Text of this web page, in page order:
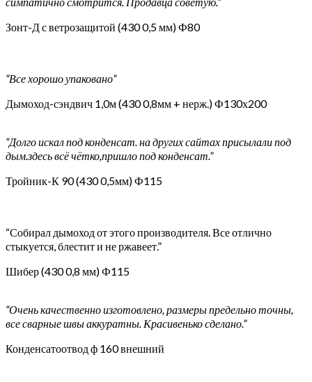
Зонт-Д с ветрозащитой (430 0,5 мм) Ф80
“Все хорошо упаковано”
Дымоход-сэндвич 1,0м (430 0,8мм + нерж.) Ф130х200
“Долго искал под конденсат. на других сайтах присылали под
дым.здесь всё чётко,пришло под конденсат.”
Тройник-К 90 (430 0,5мм) Ф115
“Собирал дымоход от этого производителя. Все отлично
стыкуется, блестит и не ржавеет.”
Шибер (430 0,8 мм) Ф115
“Очень качественно изготовлено, размеры предельно точны,
все сварные швы аккуратны. Красивенько сделано.”
Конденсатоотвод ф 160 внешний